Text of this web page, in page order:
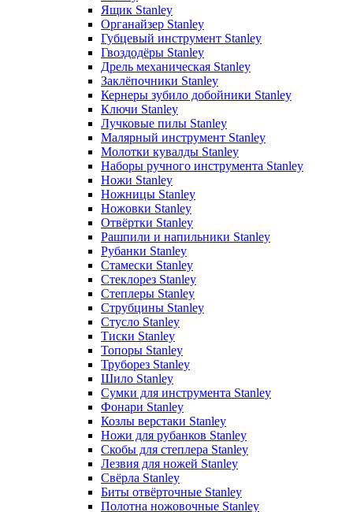
Ящик Stanley
Органайзер Stanley
Губцевый инструмент Stanley
Гвоздодёры Stanley
Дрель механическая Stanley
Заклёпочники Stanley
Кернеры зубило добойники Stanley
Ключи Stanley
Лучковые пилы Stanley
Малярный инструмент Stanley
Молотки кувалды Stanley
Наборы ручного инструмента Stanley
Ножи Stanley
Ножницы Stanley
Ножовки Stanley
Отвёртки Stanley
Рашпили и напильники Stanley
Рубанки Stanley
Стамески Stanley
Стеклорез Stanley
Степлеры Stanley
Струбцины Stanley
Стусло Stanley
Тиски Stanley
Топоры Stanley
Труборез Stanley
Шило Stanley
Сумки для инструмента Stanley
Фонари Stanley
Козлы верстаки Stanley
Ножи для рубанков Stanley
Скобы для степлера Stanley
Лезвия для ножей Stanley
Свёрла Stanley
Биты отвёрточные Stanley
Полотна ножовочные Stanley